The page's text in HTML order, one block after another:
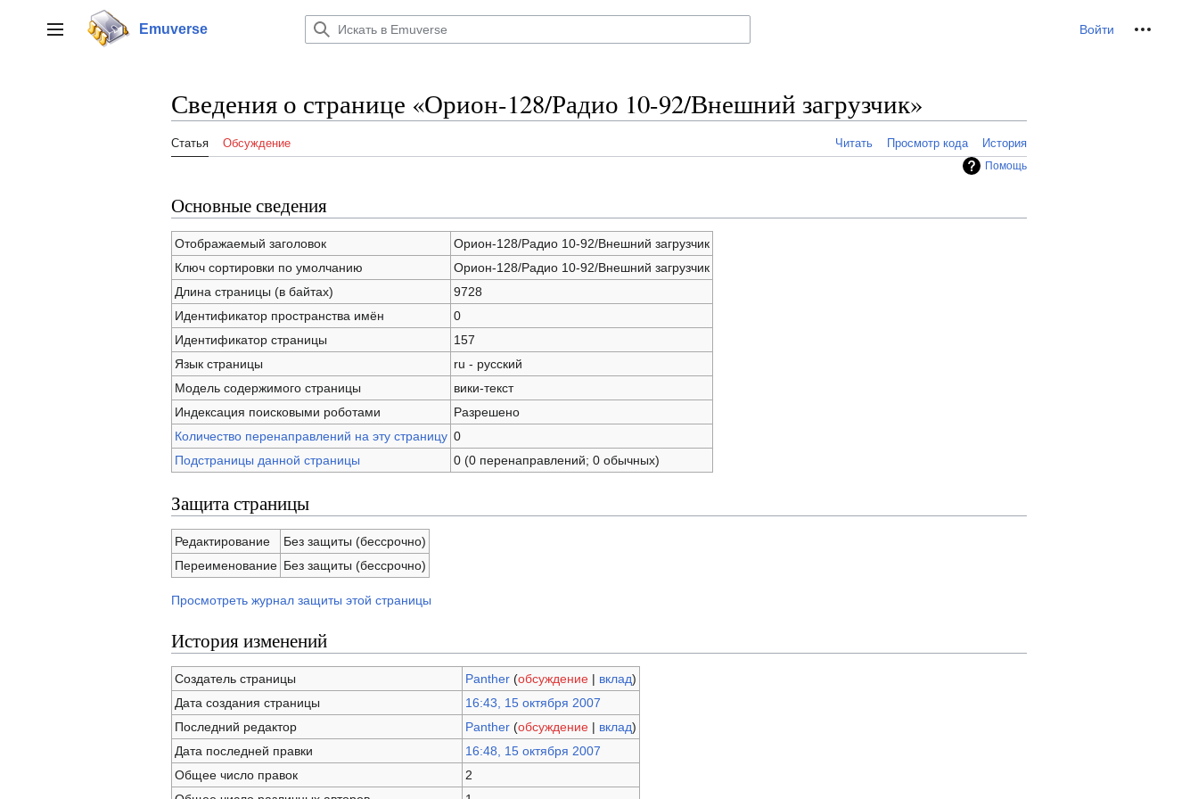
к
содержанию
Переключить боковую панель
Emuverse Войти Персональные
Сведения о странице «Орион-128/Радио 10-92/Внешний загрузчик»
Статья Обсуждение Читать Просмотр кода История
Помощь
Основные сведения
Отображаемый заголовок
Орион-128/Радио 10-92/Внешний загрузчик
Ключ сортировки по умолчанию
Орион-128/Радио 10-92/Внешний загрузчик
Длина страницы (в байтах)
9728
Идентификатор пространства имён
0
Идентификатор страницы
157
Язык страницы
ru - русский
Модель содержимого страницы
вики-текст
Индексация поисковыми роботами
Разрешено
Количество перенаправлений на эту страницу 0
Подстраницы данной страницы
0 (0 перенаправлений; 0 обычных)
Защита страницы
Редактирование
Без защиты (бессрочно)
Переименование Без защиты (бессрочно)
Просмотреть журнал защиты этой страницы
История изменений
Создатель страницы Panther (обсуждение| вклад)
Дата создания страницы
16:43, 15 октября 2007
Последний редактор
Panther (обсуждение| вклад)
Дата последней правки
16:48, 15 октября 2007
Общее число правок
2